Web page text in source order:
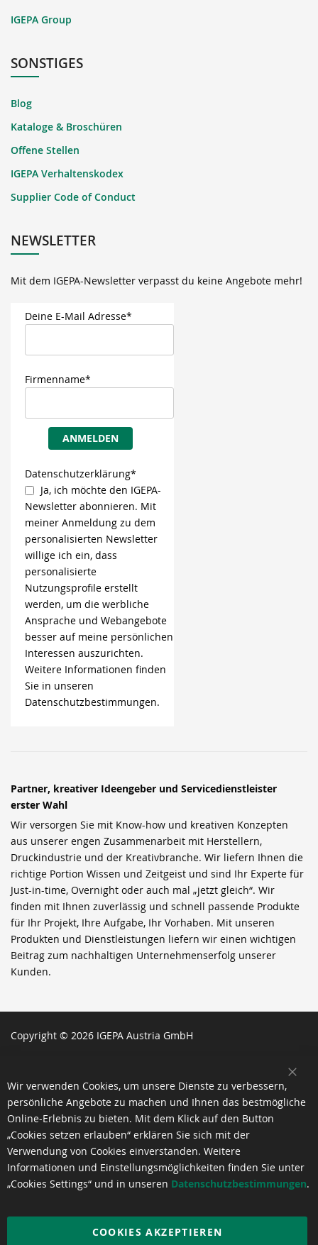
IGEPA Group
SONSTIGES
Blog
Kataloge & Broschüren
Offene Stellen
IGEPA Verhaltenskodex
Supplier Code of Conduct
NEWSLETTER
Mit dem IGEPA-Newsletter verpasst du keine Angebote mehr!
Deine E-Mail Adresse*
Firmenname*
ANMELDEN
Datenschutzerklärung*
Ja, ich möchte den IGEPA-
Newsletter abonnieren. Mit
meiner Anmeldung zu dem
personalisierten Newsletter
willige ich ein, dass
personalisierte
Nutzungsprofile erstellt
werden, um die werbliche
Ansprache und Webangebote
besser auf meine persönlichen
Interessen auszurichten.
Weitere Informationen finden
Sie in unseren
Datenschutzbestimmungen.
Partner, kreativer Ideengeber und Servicedienstleister
erster Wahl
Wir versorgen Sie mit Know-how und kreativen Konzepten
aus unserer engen Zusammenarbeit mit Herstellern,
Druckindustrie und der Kreativbranche. Wir liefern Ihnen die
richtige Portion Wissen und Zeitgeist und sind Ihr Experte für
Just-in-time, Overnight oder auch mal „jetzt gleich“. Wir
finden mit Ihnen zuverlässig und schnell passende Produkte
für Ihr Projekt, Ihre Aufgabe, Ihr Vorhaben. Mit unseren
Produkten und Dienstleistungen liefern wir einen wichtigen
Beitrag zum nachhaltigen Unternehmenserfolg unserer
Kunden.
Copyright © 2026 IGEPA Austria GmbH
Wir verwenden Cookies, um unsere Dienste zu verbessern,
persönliche Angebote zu machen und Ihnen das bestmögliche
Online-Erlebnis zu bieten. Mit dem Klick auf den Button
„Cookies setzen erlauben“ erklären Sie sich mit der
Verwendung von Cookies einverstanden. Weitere
Informationen und Einstellungsmöglichkeiten finden Sie unter
„Cookies Settings“ und in unseren Datenschutzbestimmungen.
COOKIES AKZEPTIEREN